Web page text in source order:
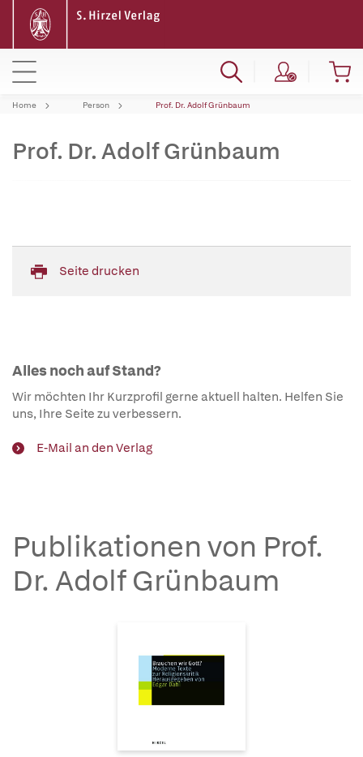
Home Person Prof. Dr. Adolf Grünbaum
Prof. Dr. Adolf Grünbaum
Seite drucken
Alles noch auf Stand?
Wir möchten Ihr Kurzprofil gerne aktuell halten. Helfen Sie
uns, Ihre Seite zu verbessern.
E-Mail an den Verlag
Publikationen von Prof.
Dr. Adolf Grünbaum